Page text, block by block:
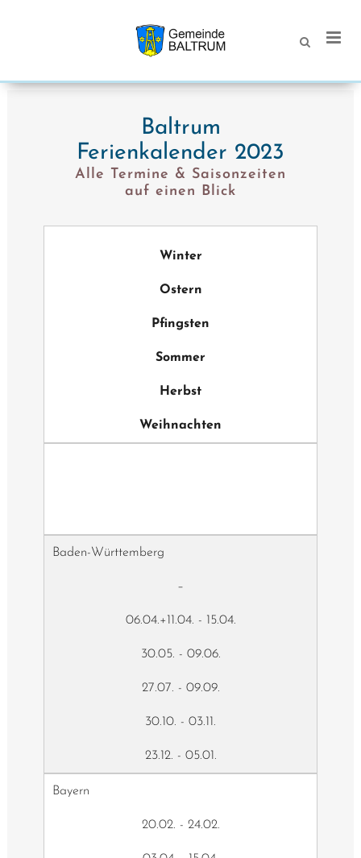
Baltrum
Ferienkalender 2023
Alle Termine & Saisonzeiten
auf einen Blick
Winter
Ostern
Pfingsten
Sommer
Herbst
Weihnachten
Baden-Württemberg
–
06.04.+11.04. - 15.04.
30.05. - 09.06.
27.07. - 09.09.
30.10. - 03.11.
23.12. - 05.01.
Bayern
20.02. - 24.02.